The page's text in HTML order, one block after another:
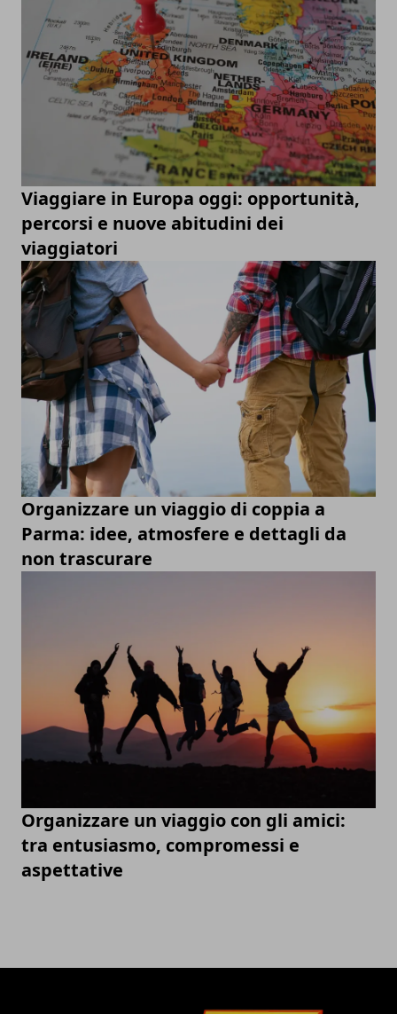
Viaggiare in Europa oggi: opportunità,
percorsi e nuove abitudini dei
viaggiatori
Organizzare un viaggio di coppia a
Parma: idee, atmosfere e dettagli da
non trascurare
Organizzare un viaggio con gli amici:
tra entusiasmo, compromessi e
aspettative